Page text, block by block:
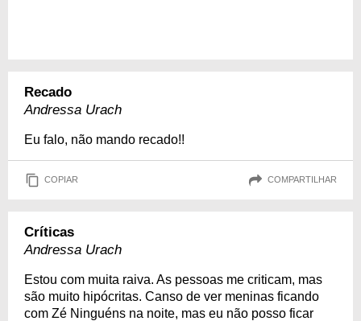
Recado
Andressa Urach
Eu falo, não mando recado!!
COPIAR COMPARTILHAR
Críticas
Andressa Urach
Estou com muita raiva. As pessoas me criticam, mas
são muito hipócritas. Canso de ver meninas ficando
com Zé Ninguéns na noite, mas eu não posso ficar